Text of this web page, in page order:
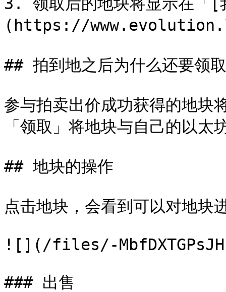
(https://
## 拍到地之后为什么还要领
参与拍卖出价成功获得的地块
「领取」将地块与自己的以太
## 地块的操作
点击地块，会看到可以对地块
![](/files/-
### 出售